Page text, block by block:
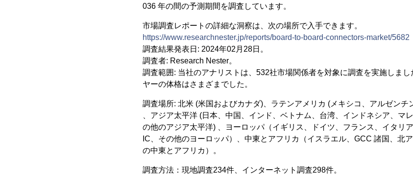
036 年の間の予測期間を調査しています。
市場調査レポートの詳細な洞察は、次の場所で入手できます。
https://www.researchnester.jp/reports/board-to-board-connectors-market/5682
調査結果発表日: 2024年02月28日。
調査者: Research Nester。
調査範囲: 当社のアナリストは、532社市場関係者を対象に調査を実施しま
ヤーの体格はさまざまでした。
調査場所: 北米 (米国およびカナダ)、ラテンアメリカ (メキシコ、アルゼンチ
、アジア太平洋 (日本、中国、インド、ベトナム、台湾、インドネシア、マ
の他のアジア太平洋) 、ヨーロッパ（イギリス、ドイツ、フランス、イタリ
IC、その他のヨーロッパ）、中東とアフリカ（イスラエル、GCC 諸国、北
の中東とアフリカ）。
調査方法：現地調査234件、インターネット調査298件。